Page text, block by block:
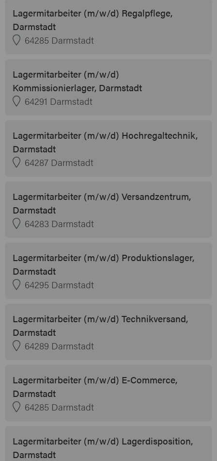
Lagermitarbeiter (m/w/d) Regalpflege,
Darmstadt
64285 Darmstadt
Lagermitarbeiter (m/w/d)
Kommissionierlager, Darmstadt
64291 Darmstadt
Lagermitarbeiter (m/w/d) Hochregaltechnik,
Darmstadt
64287 Darmstadt
Lagermitarbeiter (m/w/d) Versandzentrum,
Darmstadt
64283 Darmstadt
Lagermitarbeiter (m/w/d) Produktionslager,
Darmstadt
64295 Darmstadt
Lagermitarbeiter (m/w/d) Technikversand,
Darmstadt
64289 Darmstadt
Lagermitarbeiter (m/w/d) E-Commerce,
Darmstadt
64285 Darmstadt
Lagermitarbeiter (m/w/d) Lagerdisposition,
Darmstadt